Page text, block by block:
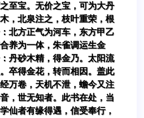
至宝。无价之宝，可为大丹
，北泉注之，枝叶重荣，根
北方正气为河车，东方甲乙
养为一体，朱雀调运生金
丹砂木精，得金乃。太阳流
卒得金花，转而相因。盖此
万卷，天机不泄，蟾今又注
，世无知者。此书在处，当
仙者有缘得遇，信受奉行，